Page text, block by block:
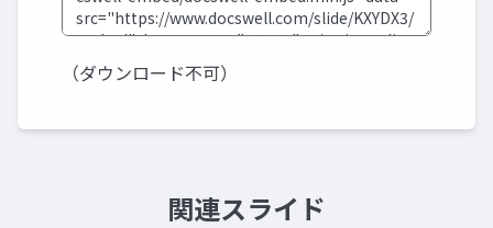
（ダウンロード不可）
関連スライド